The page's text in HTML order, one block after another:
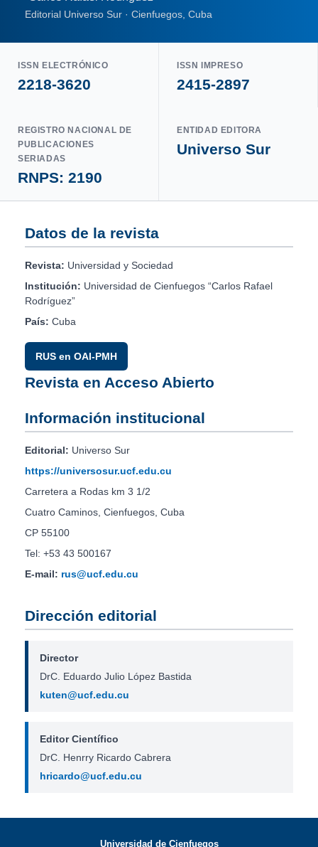
Editorial Universo Sur · Cienfuegos, Cuba
ISSN ELECTRÓNICO
2218-3620
ISSN IMPRESO
2415-2897
REGISTRO NACIONAL DE
PUBLICACIONES
SERIADAS
RNPS: 2190
ENTIDAD EDITORA
Universo Sur
Datos de la revista
Revista: Universidad y Sociedad
Institución: Universidad de Cienfuegos “Carlos Rafael
Rodríguez”
País: Cuba
RUS en OAI-PMH
Revista en Acceso Abierto
Información institucional
Editorial: Universo Sur
https://universosur.ucf.edu.cu
Carretera a Rodas km 3 1/2
Cuatro Caminos, Cienfuegos, Cuba
CP 55100
Tel: +53 43 500167
E-mail: rus@ucf.edu.cu
Dirección editorial
Director
DrC. Eduardo Julio López Bastida
kuten@ucf.edu.cu
Editor Científico
DrC. Henrry Ricardo Cabrera
hricardo@ucf.edu.cu
Universidad de Cienfuegos